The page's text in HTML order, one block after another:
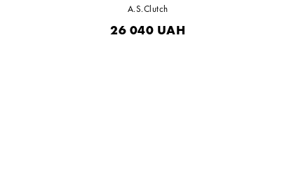
A.S.Clutch
26 040 UAH